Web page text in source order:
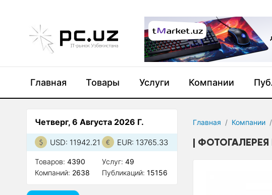
Главная Товары Услуги Компании
Главная Компании
ФОТОГАЛЕРЕЯ
Четверг, 6 Августа 2026 Г.
USD: 11942.21 EUR: 13765.33
Товаров: 4390
Компаний: 2638
Услуг:49
Публикаций:15156